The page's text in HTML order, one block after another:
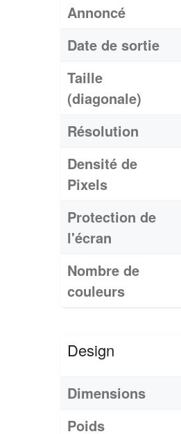
Annoncé
Date de sortie
Taille
(diagonale)
Résolution
Densité de
Pixels
Protection de
l'écran
Nombre de
couleurs
Design
Dimensions
Poids